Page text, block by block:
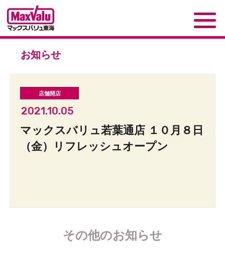
お知らせ
2021.10.05
マックスバリュ若葉通店 １０月８日
（金）リフレッシュオープン
その他のお知らせ